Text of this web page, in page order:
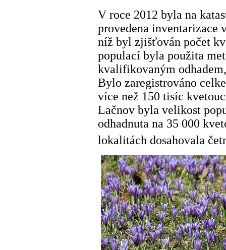
V roce 2012 byla na
provedena inventarizace
níž byl zjišťován počet
populací byla použita
kvalifikovaným
Bylo zaregistrováno
více než 150 tisíc
Lačnov byla velikost
odhadnuta na 35 000
lokalitách dosahovala